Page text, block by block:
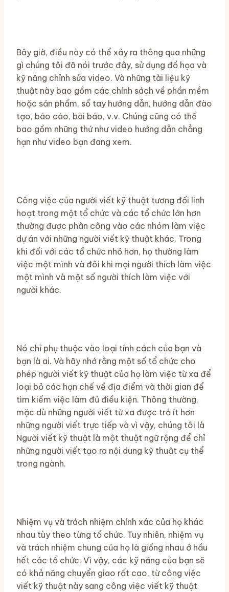
Bây giờ, điều này có thể xảy ra thông qua những
gì chúng tôi đã nói trước đây, sử dụng đồ họa và
kỹ năng chỉnh sửa video. Và những tài liệu kỹ
thuật này bao gồm các chính sách về phần mềm
hoặc sản phẩm, sổ tay hướng dẫn, hướng dẫn đào
tạo, báo cáo, bài báo, v.v. Chúng cũng có thể
bao gồm những thứ như video hướng dẫn chẳng
hạn như video bạn đang xem.
Công việc của người viết kỹ thuật tương đối linh
hoạt trong một tổ chức và các tổ chức lớn hơn
thường được phân công vào các nhóm làm việc
dự án với những người viết kỹ thuật khác. Trong
khi đối với các tổ chức nhỏ hơn, họ thường làm
việc một mình và đôi khi mọi người thích làm việc
một mình và một số người thích làm việc với
người khác.
Nó chỉ phụ thuộc vào loại tính cách của bạn và
bạn là ai. Và hãy nhớ rằng một số tổ chức cho
phép người viết kỹ thuật của họ làm việc từ xa để
loại bỏ các hạn chế về địa điểm và thời gian để
tìm kiếm việc làm đủ điều kiện. Thông thường,
mặc dù những người viết từ xa được trả ít hơn
những người viết trực tiếp và vì vậy, chúng tôi là
Người viết kỹ thuật là một thuật ngữ rộng để chỉ
những người viết tạo ra nội dung kỹ thuật cụ thể
trong ngành.
Nhiệm vụ và trách nhiệm chính xác của họ khác
nhau tùy theo từng tổ chức. Tuy nhiên, nhiệm vụ
và trách nhiệm chung của họ là giống nhau ở hầu
hết các tổ chức. Vì vậy, các kỹ năng của bạn sẽ
có khả năng chuyển giao rất cao, từ công việc
viết kỹ thuật này sang công việc viết kỹ thuật